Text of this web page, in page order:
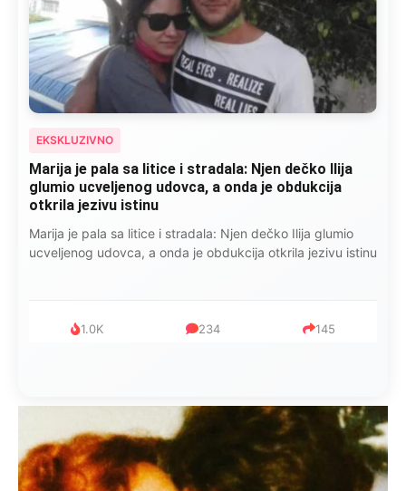
EKSKLUZIVNO
Marija je pala sa litice i stradala: Njen dečko Ilija
glumio ucveljenog udovca, a onda je obdukcija
otkrila jezivu istinu
Marija je pala sa litice i stradala: Njen dečko Ilija glumio
ucveljenog udovca, a onda je obdukcija otkrila jezivu istinu
1.0K 234 145